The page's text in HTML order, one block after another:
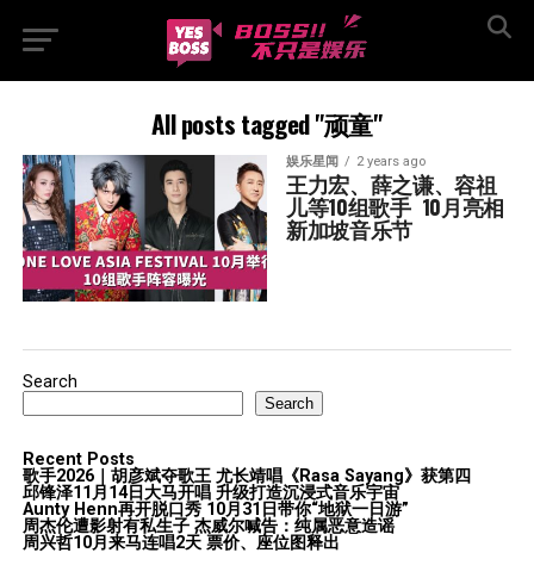
All posts tagged "顽童"
娱乐星闻 2 years ago
王力宏、薛之谦、容祖
儿等10组歌手  10月亮相
新加坡音乐节
Search
Search
Recent Posts
歌手2026｜胡彦斌夺歌王 尤长靖唱《Rasa Sayang》获第四
邱锋泽11月14日大马开唱 升级打造沉浸式音乐宇宙
Aunty Henn再开脱口秀 10月31日带你“地狱一日游”
周杰伦遭影射有私生子 杰威尔喊告：纯属恶意造谣
周兴哲10月来马连唱2天 票价、座位图释出